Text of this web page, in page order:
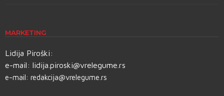
MARKETING
Lidija Piroški:
e-mail: lidija.piroski@vrelegume.rs
e-mail: redakcija@vrelegume.rs